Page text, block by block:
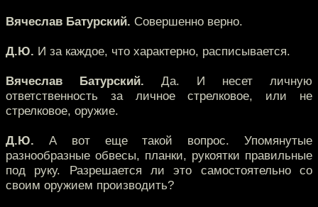
Вячеслав Батурский. Совершенно верно.
Д.Ю. И за каждое, что характерно, расписывается.
Вячеслав Батурский. Да. И несет личную
ответственность за личное стрелковое, или не
стрелковое, оружие.
Д.Ю. А вот еще такой вопрос. Упомянутые
разнообразные обвесы, планки, рукоятки правильные
под руку. Разрешается ли это самостоятельно со
своим оружием производить?